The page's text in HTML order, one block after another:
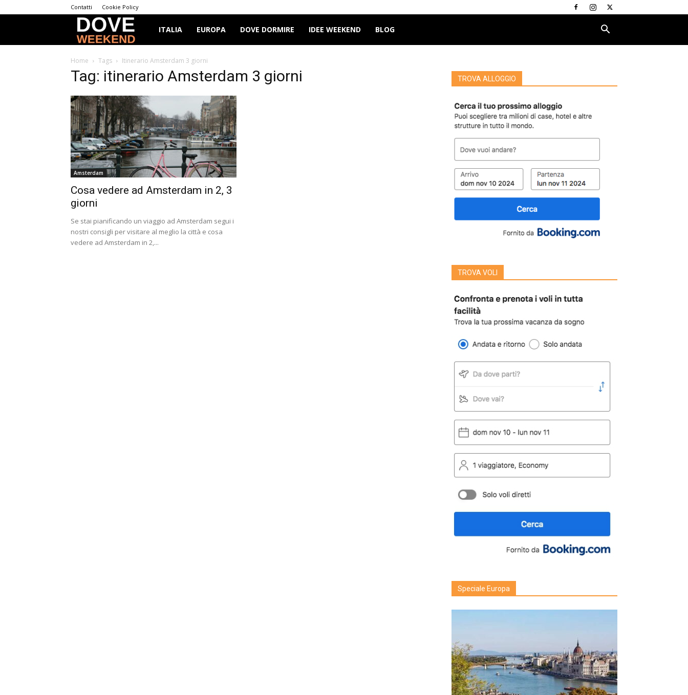
Contatti Cookie Policy
Dove
Weekend
ITALIA EUROPA DOVE DORMIRE IDEE WEEKEND BLOG
Home Tags Itinerario Amsterdam 3 giorni
Tag: itinerario Amsterdam 3 giorni
Amsterdam
Cosa vedere ad Amsterdam in 2, 3
giorni
Se stai pianificando un viaggio ad Amsterdam segui i
nostri consigli per visitare al meglio la città e cosa
vedere ad Amsterdam in 2,...
TROVA ALLOGGIO
TROVA VOLI
Speciale Europa